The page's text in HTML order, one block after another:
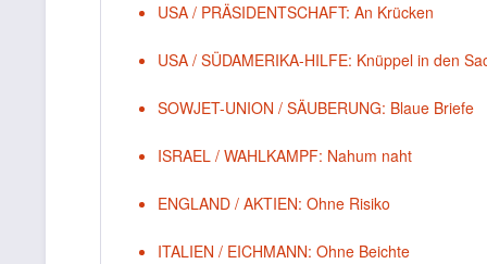
USA / PRÄSIDENTSCHAFT: An Krücken
USA / SÜDAMERIKA-HILFE: Knüppel in den
SOWJET-UNION / SÄUBERUNG: Blaue Briefe
ISRAEL / WAHLKAMPF: Nahum naht
ENGLAND / AKTIEN: Ohne Risiko
ITALIEN / EICHMANN: Ohne Beichte